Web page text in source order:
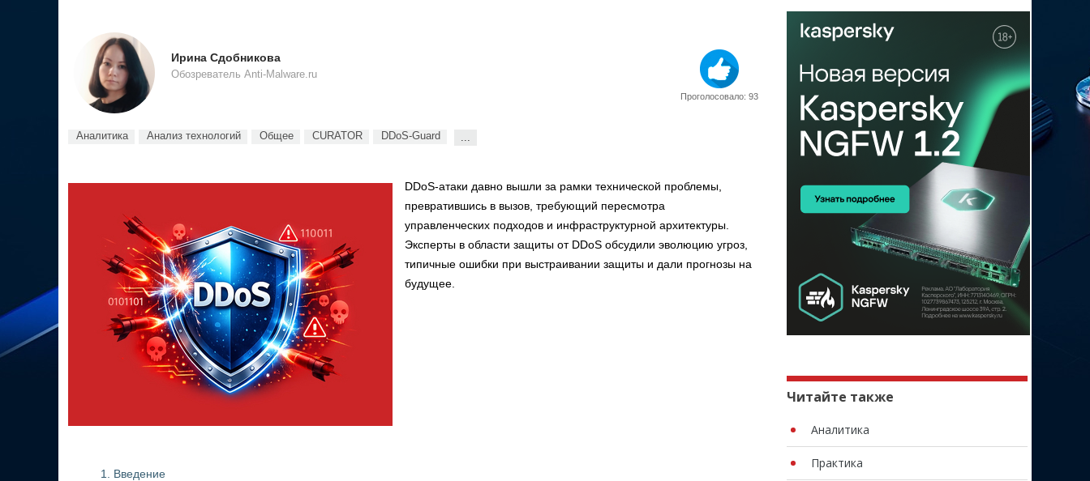
Ирина Сдобникова
Обозреватель Anti-Malware.ru
Проголосовало: 93
Аналитика Анализ технологий Общее CURATOR DDoS-Guard ...
DDoS-атаки давно вышли за рамки технической проблемы,
превратившись в вызов, требующий пересмотра
управленческих подходов и инфраструктурной архитектуры.
Эксперты в области защиты от DDoS обсудили эволюцию угроз,
типичные ошибки при выстраивании защиты и дали прогнозы на
будущее.
1. Введение
Читайте также
Аналитика
Практика